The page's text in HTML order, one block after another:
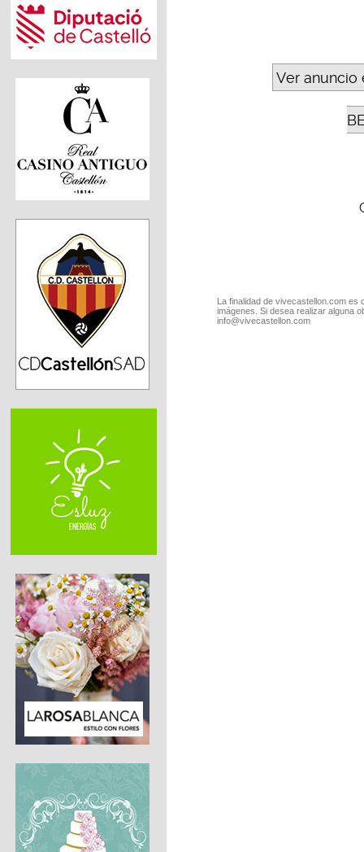
Ver anuncio
La finalidad de vivecastellon.com
imágenes. Si desea realizar alguna
info@vivecastellon.com